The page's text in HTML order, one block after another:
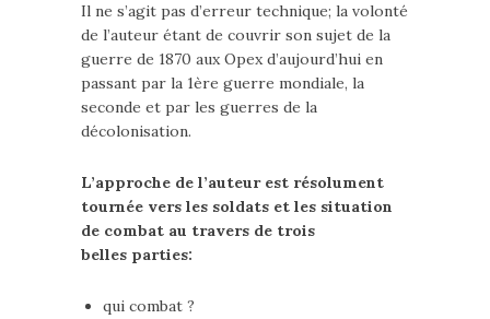
Il ne s’agit pas d’erreur technique; la volonté
de l’auteur étant de couvrir son sujet de la
guerre de 1870 aux Opex d’aujourd’hui en
passant par la 1ère guerre mondiale, la
seconde et par les guerres de la
décolonisation.
L’approche de l’auteur est résolument
tournée vers les soldats et les situation
de combat au travers de trois
belles parties:
qui combat ?